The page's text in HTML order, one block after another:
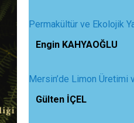
Permakültür ve Ekolojik
Engin KAHYAOĞLU
Mersin’de Limon
Gülten İÇEL